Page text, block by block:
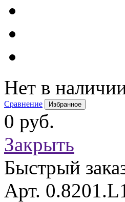
Нет в
Сравнение Избранное
0 руб.
Закрыть
Быстрый
Арт.